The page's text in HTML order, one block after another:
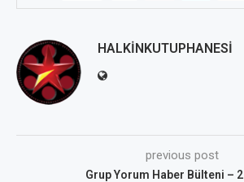
HALKINKUTUPHANESI
previous post
Grup Yorum Haber Bülteni –